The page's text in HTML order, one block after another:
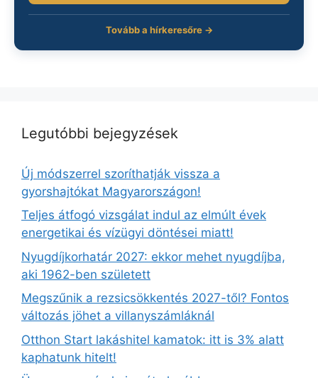
Tovább a hírkeresőre →
Legutóbbi bejegyzések
Új módszerrel szoríthatják vissza a
gyorshajtókat Magyarországon!
Teljes átfogó vizsgálat indul az elmúlt évek
energetikai és vízügyi döntései miatt!
Nyugdíjkorhatár 2027: ekkor mehet nyugdíjba,
aki 1962-ben született
Megszűnik a rezsicsökkentés 2027-től? Fontos
változás jöhet a villanyszámláknál
Otthon Start lakáshitel kamatok: itt is 3% alatt
kaphatunk hitelt!